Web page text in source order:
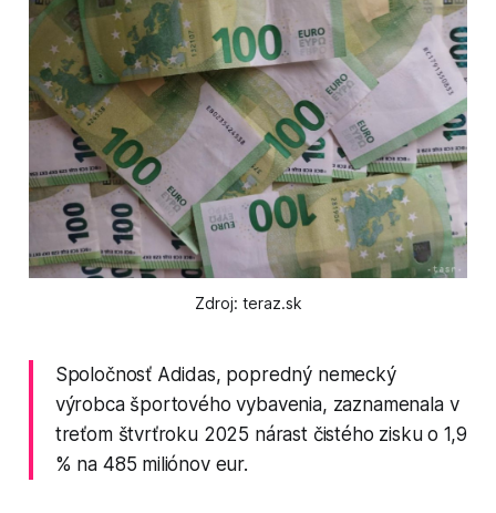
Zdroj: teraz.sk
Spoločnosť Adidas, popredný nemecký
výrobca športového vybavenia, zaznamenala v
treťom štvrťroku 2025 nárast čistého zisku o 1,9
% na 485 miliónov eur.